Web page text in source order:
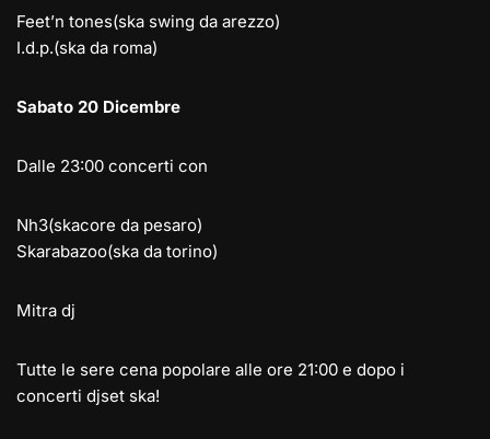
Feet’n tones(ska swing da arezzo)
I.d.p.(ska da roma)
Sabato 20 Dicembre
Dalle 23:00 concerti con
Nh3(skacore da pesaro)
Skarabazoo(ska da torino)
Mitra dj
Tutte le sere cena popolare alle ore 21:00 e dopo i
concerti djset ska!